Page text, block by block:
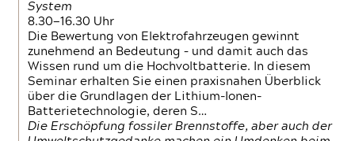
System
8.30—16.30 Uhr
Die Bewertung von Elektrofahrzeugen gewinnt
zunehmend an Bedeutung – und damit auch das
Wissen rund um die Hochvoltbatterie. In diesem
Seminar erhalten Sie einen praxisnahen Überblick
über die Grundlagen der Lithium-Ionen-
Batterietechnologie, deren S…
Die Erschöpfung fossiler Brennstoffe, aber auch der